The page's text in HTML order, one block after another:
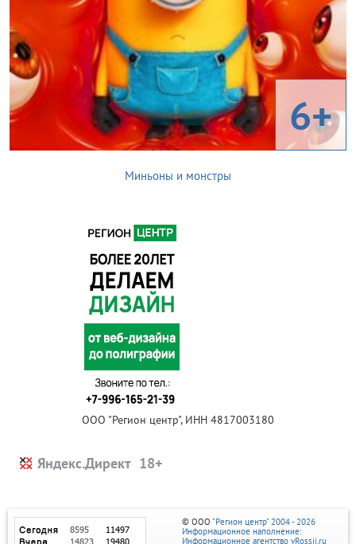
6+
Миньоны и монстры
ООО "Регион центр", ИНН 4817003180
Яндекс.Директ
© ООО "Регион центр" 2004 - 2026
Информационное наполнение:
Информационное агентство vRossii.ru